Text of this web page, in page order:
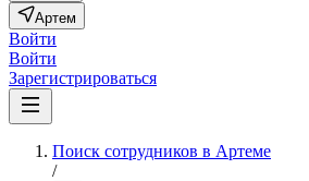
Артем
Войти
Войти
Зарегистрироваться
Поиск сотрудников в Артеме
/